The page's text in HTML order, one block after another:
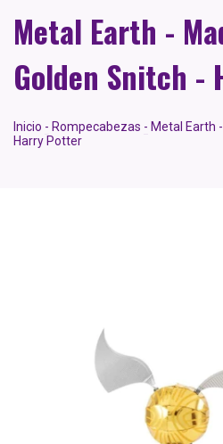
Metal Earth -
Golden Snitch -
Inicio - Rompecabezas - Metal Earth
Harry Potter